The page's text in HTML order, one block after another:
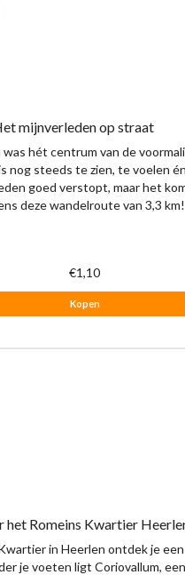
mijnverleden op straat
hét centrum van de
nog steeds te zien, te voelen
goed verstopt, maar het
deze wandelroute van 3,3 km!
€1,10
Kopen
Romeins Kwartier
in Heerlen ontdek je
je voeten ligt Coriovallum,